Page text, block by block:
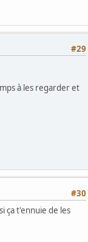
#29
à les regarder et
#30
ça t'ennuie de les